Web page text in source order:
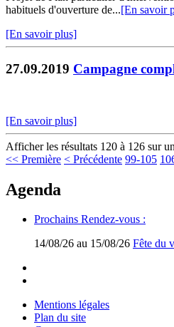
habituels d'ouverture de...[En savoir
[En savoir plus]
27.09.2019 Campagne
[En savoir plus]
Afficher les résultats 120 à 126 sur
<< Première < Précédente 99-105
Agenda
Prochains Rendez-vous :
14/08/26 au 15/08/26 Fête du
Mentions légales
Plan du site